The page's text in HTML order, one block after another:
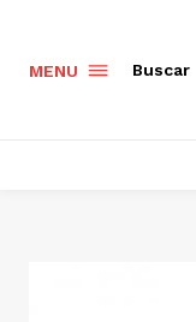
MENU Buscar